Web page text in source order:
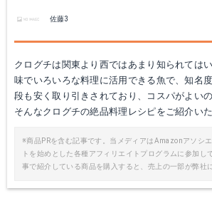
佐藤3
クログチは関東より西ではあまり知られては
味でいろいろな料理に活用できる魚で、知名
段も安く取り引きされており、コスパがよい
そんなクログチの絶品料理レシピをご紹介いた
※商品PRを含む記事です。当メディアはAmazonアソシ
トを始めとした各種アフィリエイトプログラムに参加し
事で紹介している商品を購入すると、売上の一部が弊社